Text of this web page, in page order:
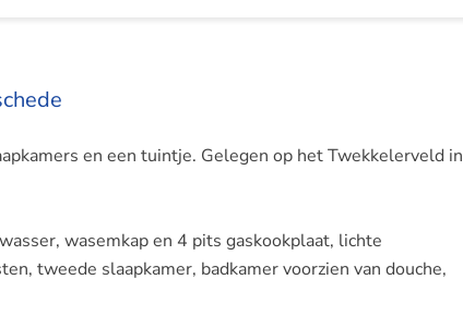
en een tuintje. Gelegen op het Twekkelerveld in
wasemkap en 4 pits gaskookplaat, lichte
tweede slaapkamer, badkamer voorzien van douche,